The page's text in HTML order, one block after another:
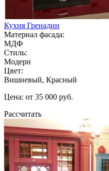
Кухня Гренадин
Материал фасада:
МДФ
Стиль:
Модерн
Цвет:
Вишневый, Красный
Цена: от 35 000 руб.
Рассчитать